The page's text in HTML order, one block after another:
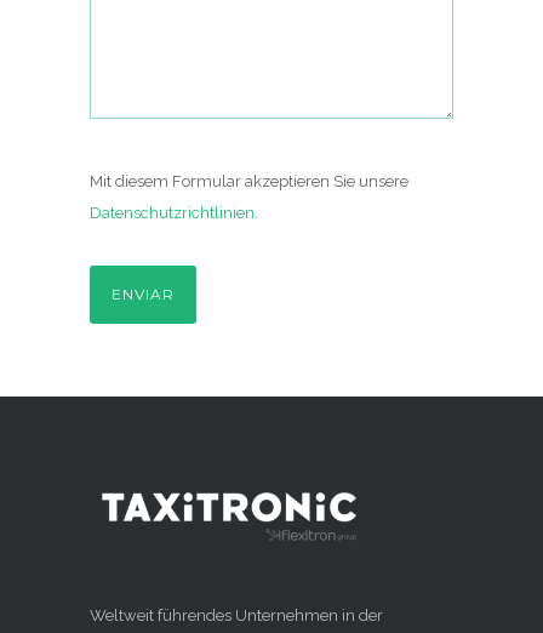
Mit diesem Formular akzeptieren Sie unsere
Datenschutzrichtlinien.
Weltweit führendes Unternehmen in der